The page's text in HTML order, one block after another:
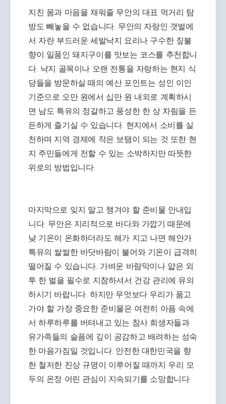
지친 몸과 마음을 채워줄 무안의 대표 먹거리 탐
방도 빼놓을 수 없습니다. 무안의 자랑인 갯벌에
서 자란 부드러운 세발낙지 요리나 구수한 짚불
향이 일품인 돼지구이를 맛보는 코스를 추천합니
다. 낙지 골목이나 오랜 전통을 자랑하는 현지 식
당들을 방문하실 때의 예산 포인트는 성인 이인
기준으로 오만 원에서 십만 원 내외로 계획하시
면 남도 특유의 정갈하고 풍성한 한 상 차림을 든
든하게 즐기실 수 있습니다. 현지에서 소비를 실
천하며 지역 경제에 작은 보탬이 되는 것 또한 현
지 주민들에게 전할 수 있는 소박하지만 따뜻한
위로의 방법입니다.
마지막으로 잊지 말고 챙겨야 할 준비물 안내입
니다. 무안은 지리적으로 바다와 가깝기 때문에
낮 기온이 온화하더라도 해가 지고 나면 해안가
특유의 쌀쌀한 바닷바람이 불어와 기온이 급격히
떨어질 수 있습니다. 가벼운 바람막이나 얇은 외
투 한 벌을 필수로 지참하셔서 건강 관리에 유의
하시기 바랍니다. 하지만 무엇보다 우리가 품고
가야 할 가장 중요한 준비물은 여전히 아픔 속에
서 하루하루를 버텨내고 있는 참사 희생자들과
유가족들의 슬픔에 깊이 공감하고 배려하는 성숙
한 마음가짐일 것입니다. 안전한 대한민국을 향
한 철저한 진상 규명이 이루어질 때까지 우리 모
두의 온정 어린 관심이 지속되기를 소망합니다.